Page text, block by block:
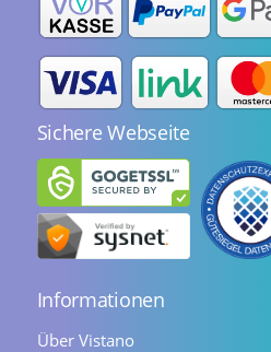
Sichere Webseite
Informationen
Über Vistano